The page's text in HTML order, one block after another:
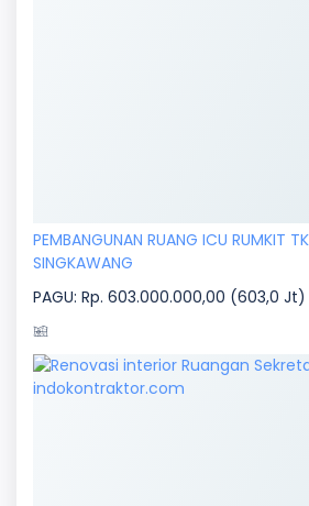
PEMBANGUNAN RUANG ICU RUMKIT
SINGKAWANG
PAGU: Rp. 603.000.000,00 (603,0 Jt)